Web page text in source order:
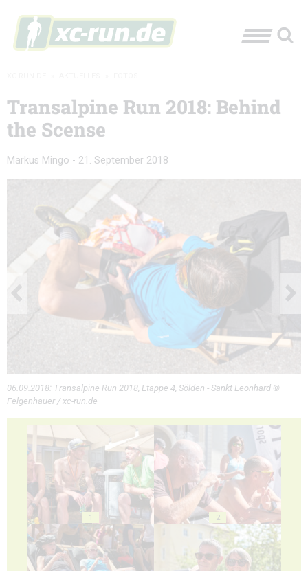
Transalpine Run 2018: Behind
the Scense
Markus Mingo - 21. September 2018
06.09.2018: Transalpine Run 2018, Etappe 4, Sölden - Sankt Leonhard ©
Felgenhauer / xc-run.de
1 2